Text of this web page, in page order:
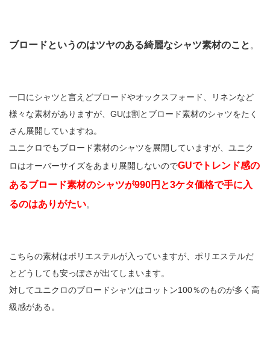
ブロードというのはツヤのある綺麗なシャツ素材のこと。
一口にシャツと言えどブロードやオックスフォード、リネンなど
様々な素材がありますが、GUは割とブロード素材のシャツをたく
さん展開していますね。
ユニクロでもブロード素材のシャツを展開していますが、ユニク
ロはオーバーサイズをあまり展開しないのでGUでトレンド感の
あるブロード素材のシャツが990円と3ケタ価格で手に入
るのはありがたい。
こちらの素材はポリエステルが入っていますが、ポリエステルだ
とどうしても安っぽさが出てしまいます。
対してユニクロのブロードシャツはコットン100％のものが多く高
級感がある。